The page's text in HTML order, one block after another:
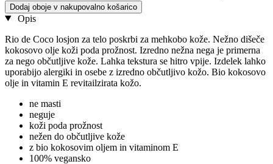
Dodaj oboje v nakupovalno košarico
Opis
Rio de Coco losjon za telo poskrbi za mehkobo kože. Nežno dišeče
kokosovo olje koži poda prožnost. Izredno nežna nega je primerna
za nego občutljive kože. Lahka tekstura se hitro vpije. Izdelek lahko
uporabijo alergiki in osebe z izredno občutljivo kožo. Bio kokosovo
olje in vitamin E revitailzirata kožo.
ne masti
neguje
koži poda prožnost
nežen do občutljive kože
z bio kokosovim oljem in vitaminom E
100% vegansko